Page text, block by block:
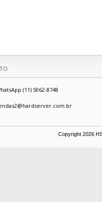
(11) 5062-8748
Copyright 2026